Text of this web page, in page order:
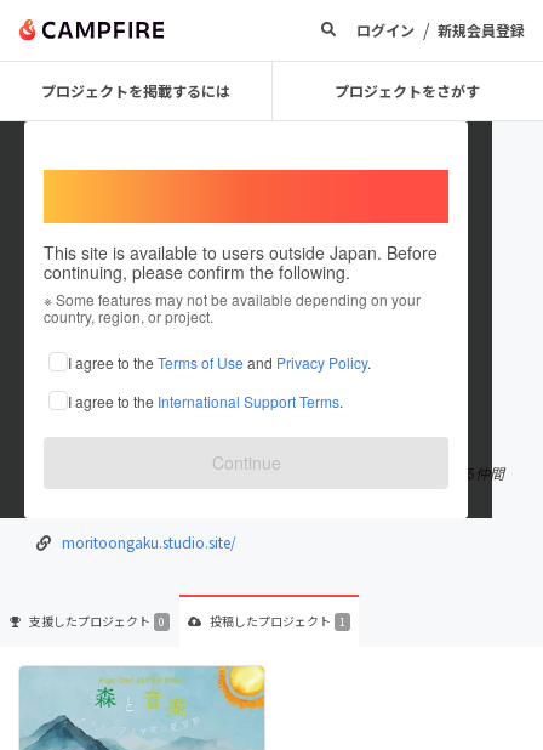
ログイン / 新規会員登録
プロジェクトを掲載するには プロジェクトをさがす
This site is available to users outside Japan. Before
continuing, please confirm the following.
※ Some features may not be available depending on your
country, region, or project.
I agree to the Terms of Use and Privacy Policy.
I agree to the International Support Terms.
Continue
uda_moritoongaku
これまでに1件のプロジェクトを投稿しています
在住国：日本 現在地：奈良県
出身国：日本 出身地：奈良県
奈良県宇陀市在住。 音楽や林業、宿やweb制作などに携わっている仲間
たちが集まり、エストニアと宇陀の音楽祭を企画しています！
moritoongaku.studio.site/
支援したプロジェクト 0 投稿したプロジェクト 1